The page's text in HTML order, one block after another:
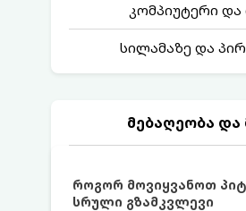
კომპიუტერი და
სილამაზე და
მებაღეობა და
როგორ მოვიყვანოთ
სრული გზამკვლევი